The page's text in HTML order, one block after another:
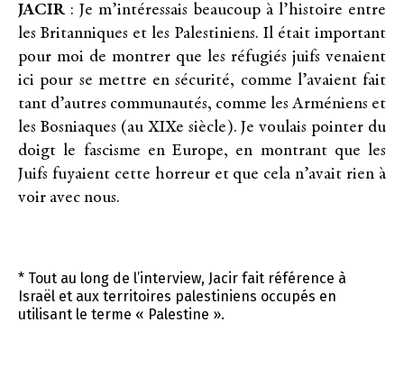
JACIR: Je m’intéressais beaucoup à l’histoire entre
les Britanniques et les Palestiniens. Il était important
pour moi de montrer que les réfugiés juifs venaient
ici pour se mettre en sécurité, comme l’avaient fait
tant d’autres communautés, comme les Arméniens et
les Bosniaques (au XIXe siècle). Je voulais pointer du
doigt le fascisme en Europe, en montrant que les
Juifs fuyaient cette horreur et que cela n’avait rien à
voir avec nous.
* Tout au long de l’interview, Jacir fait référence à
Israël et aux territoires palestiniens occupés en
utilisant le terme « Palestine ».